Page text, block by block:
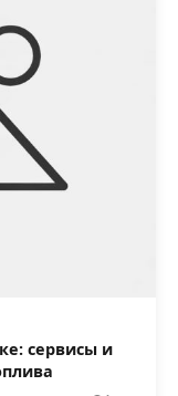
сервисы и